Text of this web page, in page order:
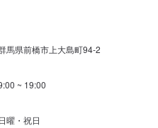
ているスペースに駐車してくださ
ました」とお伝えください。ご案
日：月曜日営業時間：
馬県前橋市上大島町94-2
~ 19:00
日曜・祝日